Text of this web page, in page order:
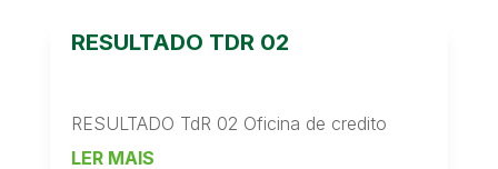
RESULTADO TDR 02
RESULTADO TdR 02 Oficina de credito
LER MAIS